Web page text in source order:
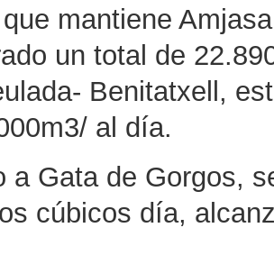
mantiene
un total de
Benitatxell,
al día.
a Gata de Gorgos,
cúbicos día,